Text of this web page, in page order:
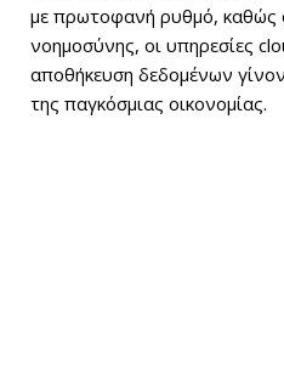
με πρωτοφανή ρυθμό, καθώς
νοημοσύνης, οι υπηρεσίες
αποθήκευση δεδομένων
της παγκόσμιας οικονομίας.